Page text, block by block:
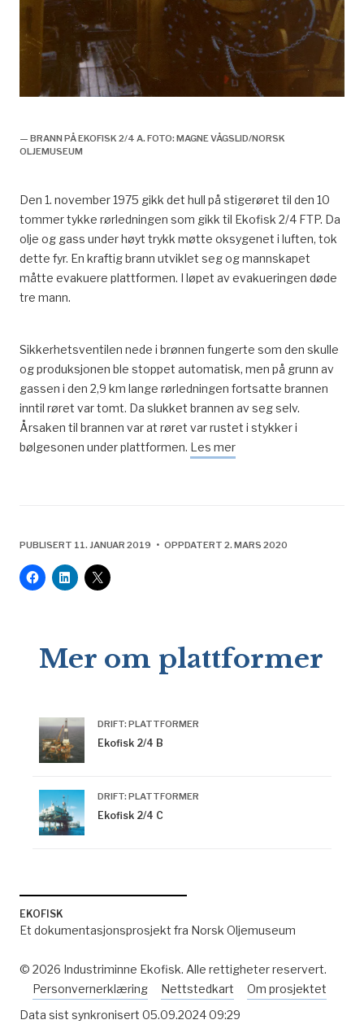
— BRANN PÅ EKOFISK 2/4 A. FOTO: MAGNE VÅGSLID/NORSK
OLJEMUSEUM
Den 1. november 1975 gikk det hull på stigerøret til den 10
tommer tykke rørledningen som gikk til Ekofisk 2/4 FTP. Da
olje og gass under høyt trykk møtte oksygenet i luften, tok
dette fyr. En kraftig brann utviklet seg og mannskapet
måtte evakuere plattformen. I løpet av evakueringen døde
tre mann.
Sikkerhetsventilen nede i brønnen fungerte som den skulle
og produksjonen ble stoppet automatisk, men på grunn av
gassen i den 2,9 km lange rørledningen fortsatte brannen
inntil røret var tomt. Da slukket brannen av seg selv.
Årsaken til brannen var at røret var rustet i stykker i
bølgesonen under plattformen. Les mer
PUBLISERT 11. JANUAR 2019 • OPPDATERT 2. MARS 2020
Mer om plattformer
DRIFT: PLATTFORMER
Ekofisk 2/4 B
DRIFT: PLATTFORMER
Ekofisk 2/4 C
EKOFISK
Et dokumentasjonsprosjekt fra Norsk Oljemuseum
© 2026 Industriminne Ekofisk. Alle rettigheter reservert.
Personvernerklæring
Nettstedkart
Om prosjektet
Data sist synkronisert 05.09.2024 09:29